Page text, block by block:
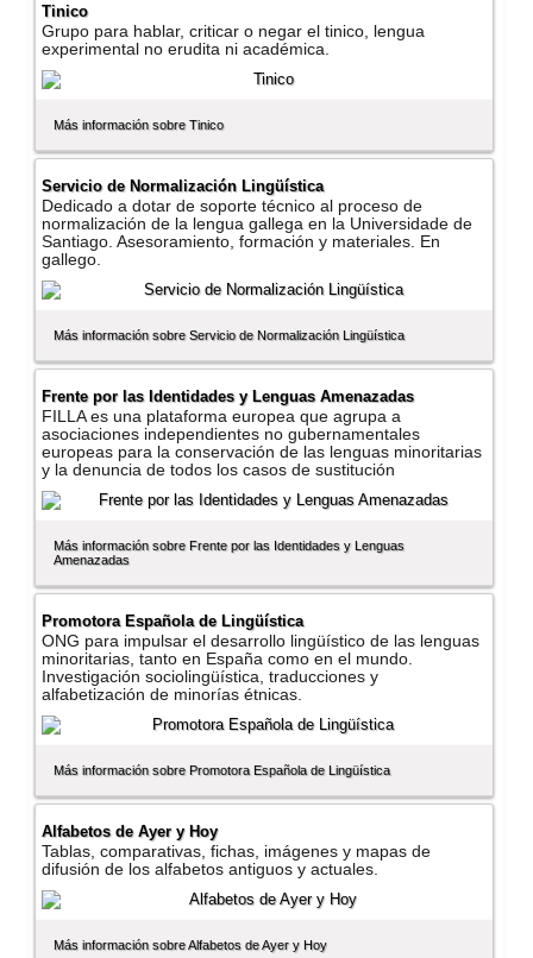
Tinico
Grupo para hablar, criticar o negar el tinico, lengua
experimental no erudita ni académica.
Más información sobre Tinico
Servicio de Normalización Lingüí­stica
Dedicado a dotar de soporte técnico al proceso de
normalización de la lengua gallega en la Universidade de
Santiago. Asesoramiento, formación y materiales. En
gallego.
Más información sobre Servicio de Normalización Lingüí­stica
Frente por las Identidades y Lenguas Amenazadas
FILLA es una plataforma europea que agrupa a
asociaciones independientes no gubernamentales
europeas para la conservación de las lenguas minoritarias
y la denuncia de todos los casos de sustitución
Más información sobre Frente por las Identidades y Lenguas
Amenazadas
Promotora Española de Lingüí­stica
ONG para impulsar el desarrollo lingüí­stico de las lenguas
minoritarias, tanto en España como en el mundo.
Investigación sociolingüí­stica, traducciones y
alfabetización de minorí­as étnicas.
Más información sobre Promotora Española de Lingüí­stica
Alfabetos de Ayer y Hoy
Tablas, comparativas, fichas, imágenes y mapas de
difusión de los alfabetos antiguos y actuales.
Más información sobre Alfabetos de Ayer y Hoy